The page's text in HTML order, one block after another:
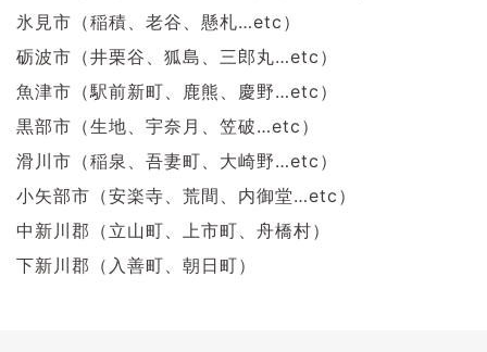
氷見市（稲積、老谷、懸札…etc）
砺波市（井栗谷、狐島、三郎丸…etc）
魚津市（駅前新町、鹿熊、慶野…etc）
黒部市（生地、宇奈月、笠破…etc）
滑川市（稲泉、吾妻町、大崎野…etc）
小矢部市（安楽寺、荒間、内御堂…etc）
中新川郡（立山町、上市町、舟橋村）
下新川郡（入善町、朝日町）